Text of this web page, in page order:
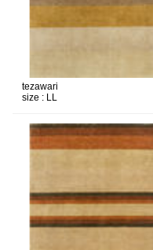
tezawari
size : LL